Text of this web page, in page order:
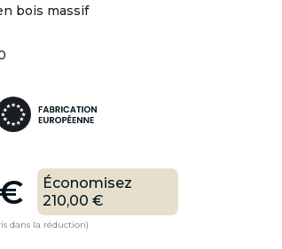
bois massif
Économisez
210,00 €
dans la réduction)